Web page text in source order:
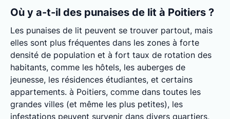
Où y a-t-il des punaises de lit à Poitiers ?
Les punaises de lit peuvent se trouver partout, mais
elles sont plus fréquentes dans les zones à forte
densité de population et à fort taux de rotation des
habitants, comme les hôtels, les auberges de
jeunesse, les résidences étudiantes, et certains
appartements. à Poitiers, comme dans toutes les
grandes villes (et même les plus petites), les
infestations peuvent survenir dans divers quartiers,